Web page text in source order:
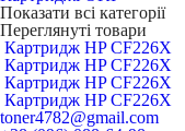
Показати всі категорії
Переглянуті товари
Картридж HP CF226X
Картридж HP CF226X
Картридж HP CF226X
Картридж HP CF226X
toner4782@gmail.com